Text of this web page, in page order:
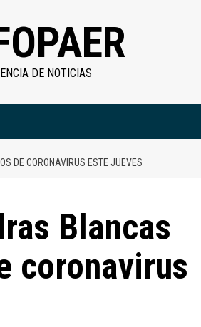
DE NOTICIAS
DE CORONAVIRUS ESTE JUEVES
Blancas
coronavirus